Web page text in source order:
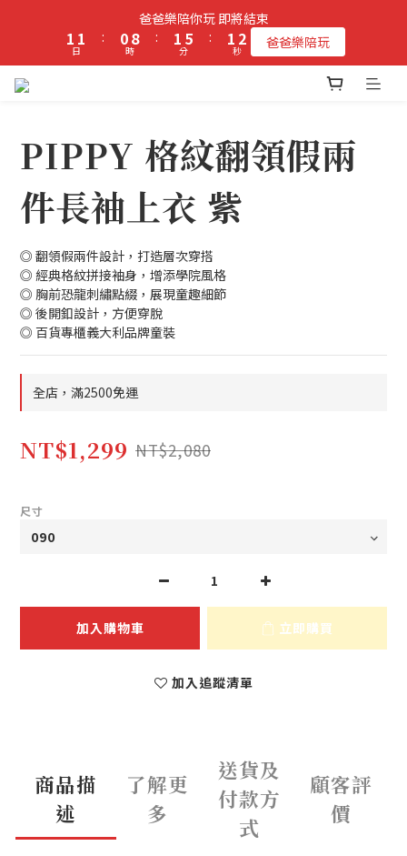
立即加入PIPPY會員即贈$100元購物金!
爸爸樂陪你玩 即將結束
1
0
1
0
日
:
08
7
3
時
:
2
1
0
6
5
4
0
分
:
2
1
0
2
1
0
秒 爸爸樂陪玩
PIPPY 格紋翻領假兩
件長袖上衣 紫
◎ 翻領假兩件設計，打造層次穿搭
◎ 經典格紋拼接袖身，增添學院風格
◎ 胸前恐龍刺繡點綴，展現童趣細節
◎ 後開釦設計，方便穿脫
◎ 百貨專櫃義大利品牌童裝
全店，滿2500免運
NT$1,299 NT$2,080
尺寸
加入購物車 立即購買
加入追蹤清單
商品描
述
了解更
多
送貨及
付款方
式
顧客評
價